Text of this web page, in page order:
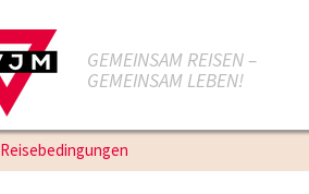
GEMEINSAM REISEN –
GEMEINSAM LEBEN!
Reisebedingungen